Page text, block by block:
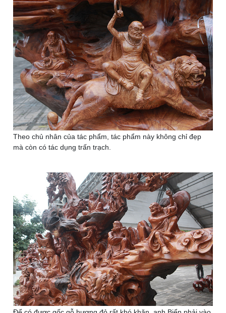
Theo chủ nhân của tác phẩm, tác phẩm này không chỉ đẹp
mà còn có tác dụng trấn trạch.